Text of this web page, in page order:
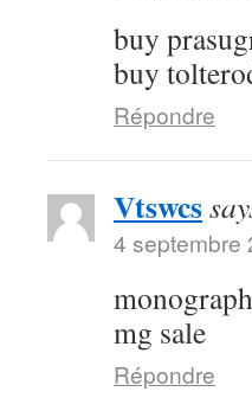
buy
buy
Répondre
Vtswcs
4 septembre
mg sale
Répondre